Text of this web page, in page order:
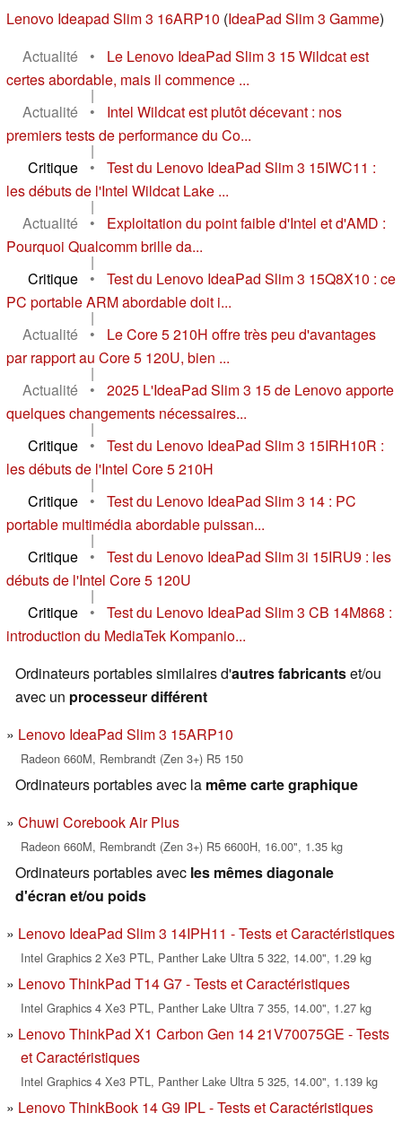
Lenovo Ideapad Slim 3 16ARP10 (IdeaPad Slim 3 Gamme)
Actualité
•
Le Lenovo IdeaPad Slim 3 15 Wildcat est
certes abordable, mais il commence ...
|
Actualité
•
Intel Wildcat est plutôt décevant : nos
premiers tests de performance du Co...
|
Critique
•
Test du Lenovo IdeaPad Slim 3 15IWC11 :
les débuts de l'Intel Wildcat Lake ...
|
Actualité
•
Exploitation du point faible d'Intel et d'AMD :
Pourquoi Qualcomm brille da...
|
Critique
•
Test du Lenovo IdeaPad Slim 3 15Q8X10 : ce
PC portable ARM abordable doit i...
|
Actualité
•
Le Core 5 210H offre très peu d'avantages
par rapport au Core 5 120U, bien ...
|
Actualité
•
2025 L'IdeaPad Slim 3 15 de Lenovo apporte
quelques changements nécessaires...
|
Critique
•
Test du Lenovo IdeaPad Slim 3 15IRH10R :
les débuts de l'Intel Core 5 210H
|
Critique
•
Test du Lenovo IdeaPad Slim 3 14 : PC
portable multimédia abordable puissan...
|
Critique
•
Test du Lenovo IdeaPad Slim 3i 15IRU9 : les
débuts de l'Intel Core 5 120U
|
Critique
•
Test du Lenovo IdeaPad Slim 3 CB 14M868 :
introduction du MediaTek Kompanio...
Ordinateurs portables similaires d'autres fabricantset/ou
avec un processeur différent
Lenovo IdeaPad Slim 3 15ARP10
Radeon 660M, Rembrandt (Zen 3+) R5 150
Ordinateurs portables avec la même carte graphique
Chuwi Corebook Air Plus
Radeon 660M, Rembrandt (Zen 3+) R5 6600H, 16.00", 1.35 kg
Ordinateurs portables avec les mêmes diagonale
d'écran et/ou poids
Lenovo IdeaPad Slim 3 14IPH11 - Tests et Caractéristiques
Intel Graphics 2 Xe3 PTL, Panther Lake Ultra 5 322, 14.00", 1.29 kg
Lenovo ThinkPad T14 G7 - Tests et Caractéristiques
Intel Graphics 4 Xe3 PTL, Panther Lake Ultra 7 355, 14.00", 1.27 kg
Lenovo ThinkPad X1 Carbon Gen 14 21V70075GE - Tests
et Caractéristiques
Intel Graphics 4 Xe3 PTL, Panther Lake Ultra 5 325, 14.00", 1.139 kg
Lenovo ThinkBook 14 G9 IPL - Tests et Caractéristiques